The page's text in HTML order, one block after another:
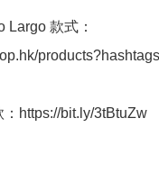
款式：
https://bit.ly/3tBtuZw